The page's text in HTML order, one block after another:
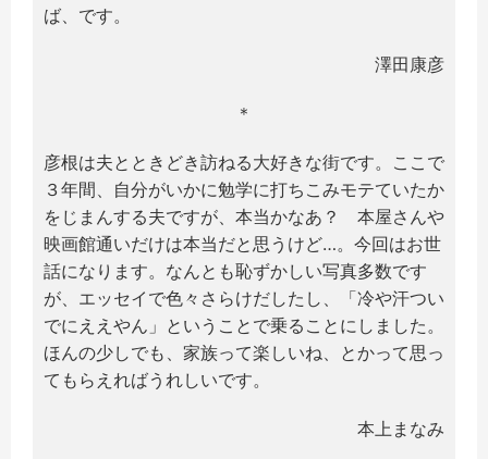
ば、です。
澤田康彦
＊
彦根は夫とときどき訪ねる大好きな街です。ここで
３年間、自分がいかに勉学に打ちこみモテていたか
をじまんする夫ですが、本当かなあ？ 本屋さんや
映画館通いだけは本当だと思うけど…。今回はお世
話になります。なんとも恥ずかしい写真多数です
が、エッセイで色々さらけだしたし、「冷や汗つい
でにええやん」ということで乗ることにしました。
ほんの少しでも、家族って楽しいね、とかって思っ
てもらえればうれしいです。
本上まなみ